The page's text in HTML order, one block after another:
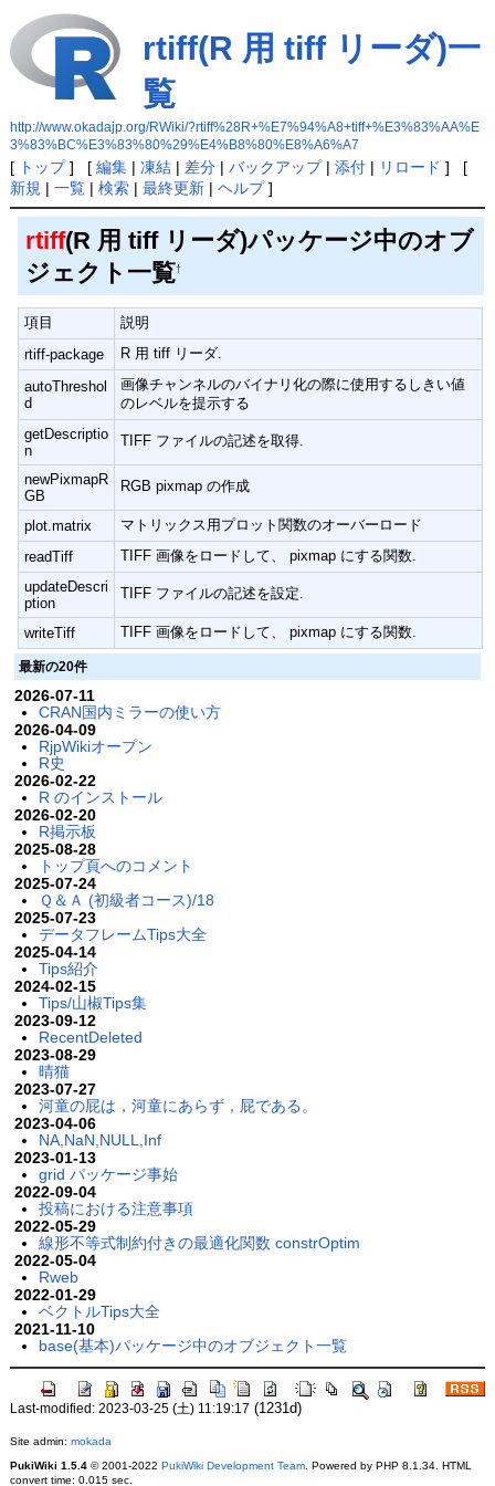
rtiff(R 用 tiff リーダ)一
覧
http://www.okadajp.org/RWiki/?rtiff%28R+%E7%94%A8+tiff+%E3%83%AA%E
3%83%BC%E3%83%80%29%E4%B8%80%E8%A6%A7
[ トップ] [ 編集| 凍結| 差分| バックアップ| 添付| リロード ] [
新規 | 一覧| 検索| 最終更新| ヘルプ]
rtiff(R 用 tiff リーダ)パッケージ中のオブ
ジェクト一覧†
項目
説明
rtiff-package
R 用 tiff リーダ.
autoThreshol
d
画像チャンネルのバイナリ化の際に使用するしきい値
のレベルを提示する
getDescriptio
n
TIFF ファイルの記述を取得.
newPixmapR
GB
RGB pixmap の作成
plot.matrix
マトリックス用プロット関数のオーバーロード
readTiff
TIFF 画像をロードして、 pixmap にする関数.
updateDescri
ption
TIFF ファイルの記述を設定.
writeTiff TIFF 画像をロードして、 pixmap にする関数.
最新の20件
2026-07-11
CRAN国内ミラーの使い方
2026-04-09
RjpWikiオープン
R史
2026-02-22
R のインストール
2026-02-20
R掲示板
2025-08-28
トップ頁へのコメント
2025-07-24
Ｑ＆Ａ (初級者コース)/18
2025-07-23
データフレームTips大全
2025-04-14
Tips紹介
2024-02-15
Tips/山椒Tips集
2023-09-12
RecentDeleted
2023-08-29
晴猫
2023-07-27
河童の屁は，河童にあらず，屁である。
2023-04-06
NA,NaN,NULL,Inf
2023-01-13
grid パッケージ事始
2022-09-04
投稿における注意事項
2022-05-29
線形不等式制約付きの最適化関数 constrOptim
2022-05-04
Rweb
2022-01-29
ベクトルTips大全
2021-11-10
base(基本)パッケージ中のオブジェクト一覧
Last-modified: 2023-03-25 (土) 11:19:17 (1231d)
Site admin: mokada
PukiWiki 1.5.4© 2001-2022 PukiWiki Development Team. Powered by PHP 8.1.34. HTML
convert time: 0.015 sec.